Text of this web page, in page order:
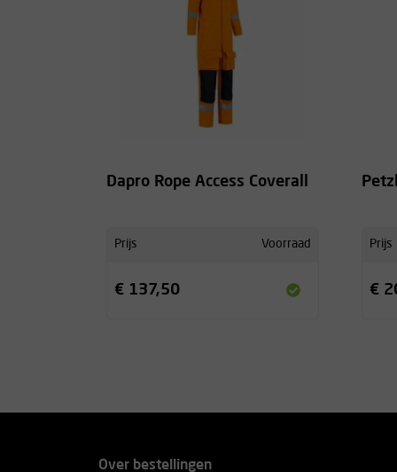
Dapro Rope Access Coverall
Prijs Voorraad
€ 137,50
Prijs
€
Over bestellingen